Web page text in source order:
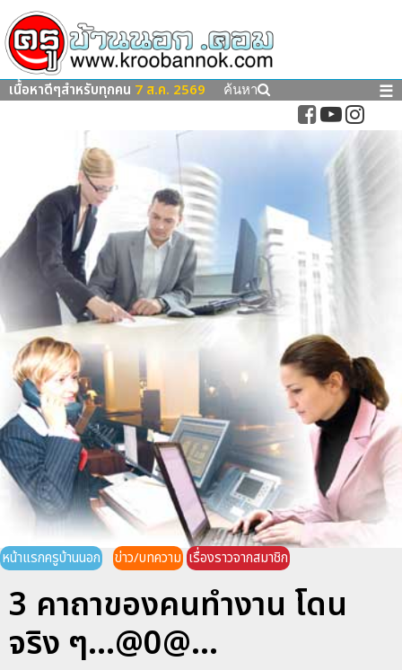
เนื้อหาดีๆสำหรับทุกคน 7 ส.ค. 2569 ค้นหา ☰
หน้าแรกครูบ้านนอก ข่าว/บทความ เรื่องราวจากสมาชิก
3 คาถาของคนทำงาน โดน
จริง ๆ...@0@...